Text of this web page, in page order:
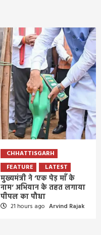
CHHATTISGARH
FEATURE
LATEST
मुख्यमंत्री ने ‘एक पेड़ माँ के
नाम’ अभियान के तहत लगाया
पीपल का पौधा
21 hours ago Arvind Rajak